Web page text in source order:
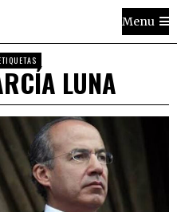
Menu
LUNA